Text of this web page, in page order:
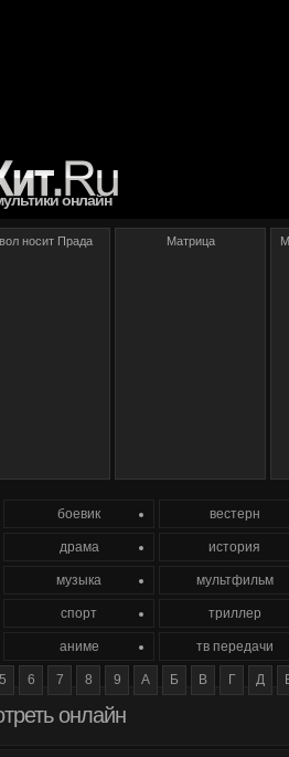
онлайн
онлайн
боевик вестерн
драма история
музыка мультфильм
спорт триллер
аниме тв передачи
5 6 7 8 9 А Б В Г Д
носит Прада Матрица